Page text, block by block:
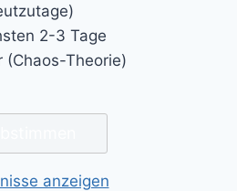
2-3 Tage
(Chaos-Theorie)
anzeigen